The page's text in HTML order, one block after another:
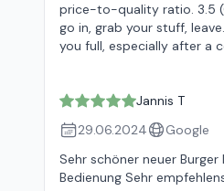
price-to-quality ratio. 3.5
go in, grab your stuff,
you full, especially after a
Jannis T
29.06.2024
Google
Sehr schöner neuer
Bedienung Sehr